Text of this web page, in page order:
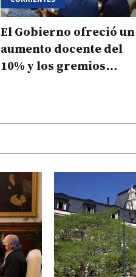
El Gobierno ofreció un
aumento docente del
10% y los gremios